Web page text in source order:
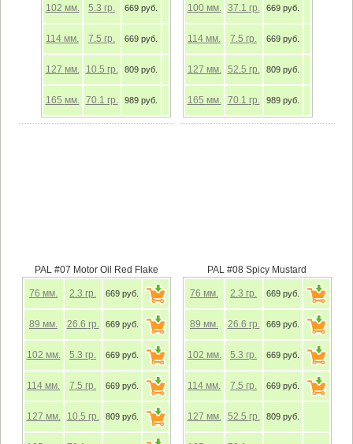
102 мм. 5.3 гр. 669 руб.
114 мм. 7.5 гр. 669 руб.
127 мм. 10.5 гр. 809 руб.
165 мм. 70.1 гр. 989 руб.
100 мм. 37.1 гр. 669 руб.
114 мм. 7.5 гр. 669 руб.
127 мм. 52.5 гр. 809 руб.
165 мм. 70.1 гр. 989 руб.
PAL #07 Motor Oil Red Flake
76 мм. 2.3 гр. 669 руб.
89 мм. 26.6 гр. 669 руб.
102 мм. 5.3 гр. 669 руб.
114 мм. 7.5 гр. 669 руб.
127 мм. 10.5 гр. 809 руб.
PAL #08 Spicy Mustard
76 мм. 2.3 гр. 669 руб.
89 мм. 26.6 гр. 669 руб.
102 мм. 5.3 гр. 669 руб.
114 мм. 7.5 гр. 669 руб.
127 мм. 52.5 гр. 809 руб.